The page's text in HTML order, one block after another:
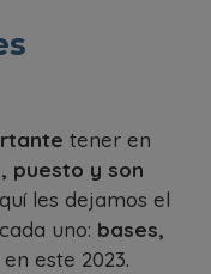
tener en
puesto y son
les dejamos el
uno: bases,
en este 2023.